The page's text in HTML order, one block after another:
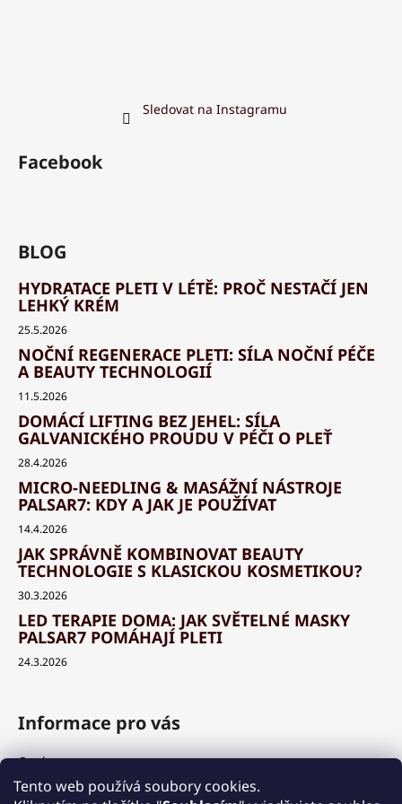
Tento web používá soubory cookies.
Sledovat na Instagramu
Facebook
BLOG
HYDRATACE PLETI V LÉTĚ: PROČ NESTAČÍ JEN
LEHKÝ KRÉM
25.5.2026
NOČNÍ REGENERACE PLETI: SÍLA NOČNÍ PÉČE
A BEAUTY TECHNOLOGIÍ
11.5.2026
DOMÁCÍ LIFTING BEZ JEHEL: SÍLA
GALVANICKÉHO PROUDU V PÉČI O PLEŤ
28.4.2026
MICRO-NEEDLING & MASÁŽNÍ NÁSTROJE
PALSAR7: KDY A JAK JE POUŽÍVAT
14.4.2026
JAK SPRÁVNĚ KOMBINOVAT BEAUTY
TECHNOLOGIE S KLASICKOU KOSMETIKOU?
30.3.2026
LED TERAPIE DOMA: JAK SVĚTELNÉ MASKY
PALSAR7 POMÁHAJÍ PLETI
24.3.2026
Informace pro vás
O nás
Výhody a garance